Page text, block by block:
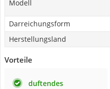
Modell
Darreichungsform
Herstellungsland
Vorteile
duftendes